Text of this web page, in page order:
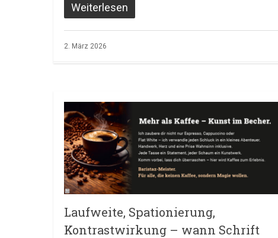
Weiterlesen
2. März 2026
Laufweite, Spationierung,
Kontrastwirkung – wann Schrift